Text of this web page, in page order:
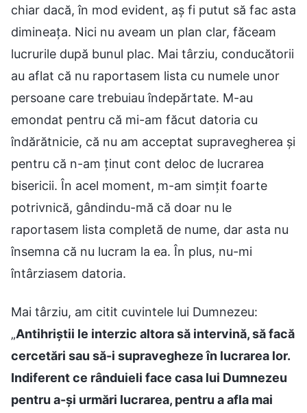
chiar dacă, în mod evident, aș fi putut să fac asta
dimineața. Nici nu aveam un plan clar, făceam
lucrurile după bunul plac. Mai târziu, conducătorii
au aflat că nu raportasem lista cu numele unor
persoane care trebuiau îndepărtate. M-au
emondat pentru că mi-am făcut datoria cu
îndărătnicie, că nu am acceptat supravegherea și
pentru că n-am ținut cont deloc de lucrarea
bisericii. În acel moment, m-am simțit foarte
potrivnică, gândindu-mă că doar nu le
raportasem lista completă de nume, dar asta nu
însemna că nu lucram la ea. În plus, nu-mi
întârziasem datoria.
Mai târziu, am citit cuvintele lui Dumnezeu:
„Antihriștii le interzic altora să intervină, să facă
cercetări sau să-i supravegheze în lucrarea lor.
Indiferent ce rânduieli face casa lui Dumnezeu
pentru a-și urmări lucrarea, pentru a afla mai